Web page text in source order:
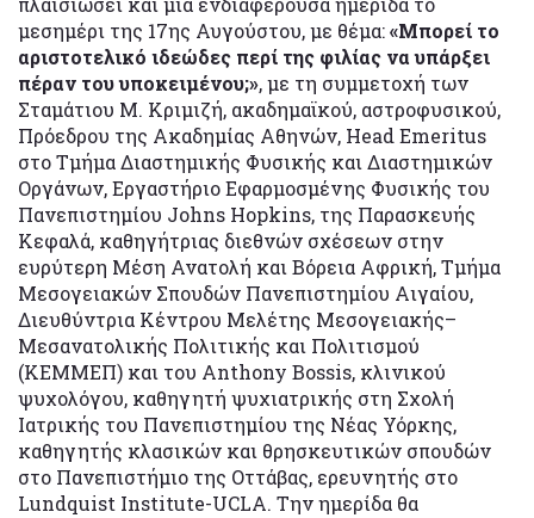
μεσημέρι της 17ης Αυγούστου, με θέμα:«Μπορεί το
αριστοτελικό ιδεώδες περί της φιλίας να υπάρξει
πέραν του υποκειμένου;», με τη συμμετοχή των
Σταμάτιου M. Κριμιζή, ακαδημαϊκού, αστροφυσικού,
Πρόεδρου της Ακαδημίας Αθηνών, Head Emeritus
στο Τμήμα Διαστημικής Φυσικής και Διαστημικών
Οργάνων, Εργαστήριο Εφαρμοσμένης Φυσικής του
Πανεπιστημίου Johns Hopkins, της Παρασκευής
Κεφαλά, καθηγήτριας διεθνών σχέσεων στην
ευρύτερη Μέση Ανατολή και Βόρεια Αφρική, Τμήμα
Μεσογειακών Σπουδών Πανεπιστημίου Αιγαίου,
Διευθύντρια Κέντρου Μελέτης Μεσογειακής–
Μεσανατολικής Πολιτικής και Πολιτισμού
(ΚΕΜΜΕΠ) και του Anthony Bossis, κλινικού
ψυχολόγου, καθηγητή ψυχιατρικής στη Σχολή
Ιατρικής του Πανεπιστημίου της Νέας Υόρκης,
καθηγητής κλασικών και θρησκευτικών σπουδών
στο Πανεπιστήμιο της Οττάβας, ερευνητής στο
Lundquist Institute-UCLA. Την ημερίδα θα